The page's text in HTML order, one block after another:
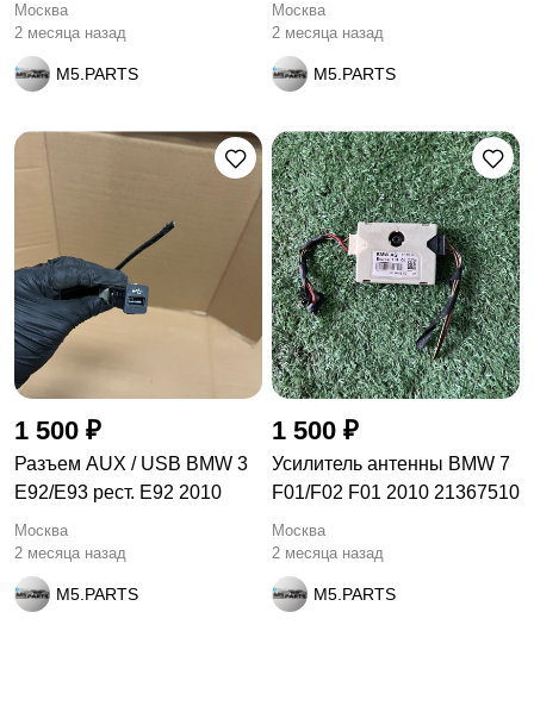
Москва
2 месяца назад
M5.PARTS
Москва
2 месяца назад
M5.PARTS
1 500 ₽
Разъем AUX / USB BMW 3
E92/E93 рест. E92 2010
Москва
2 месяца назад
M5.PARTS
1 500 ₽
Усилитель антенны BMW 7
F01/F02 F01 2010 21367510
Москва
2 месяца назад
M5.PARTS